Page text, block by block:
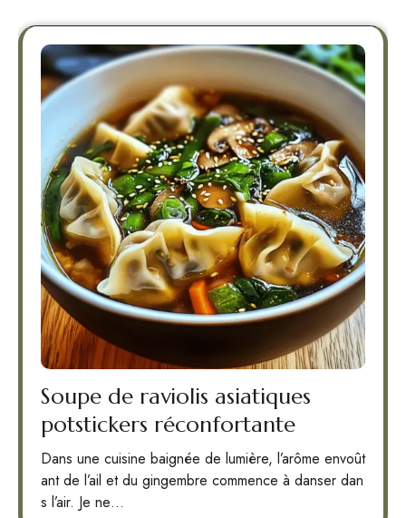
Soupe de raviolis asiatiques
potstickers réconfortante
Dans une cuisine baignée de lumière, l’arôme envoût
ant de l’ail et du gingembre commence à danser dan
s l’air. Je ne…